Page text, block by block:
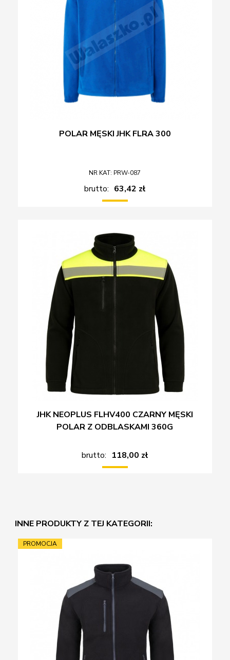
POLAR MĘSKI JHK FLRA 300
NR KAT: PRW-087
brutto: 63,42 zł
JHK NEOPLUS FLHV400 CZARNY MĘSKI
POLAR Z ODBLASKAMI 360G
brutto: 118,00 zł
INNE PRODUKTY Z TEJ KATEGORII:
PROMOCJA